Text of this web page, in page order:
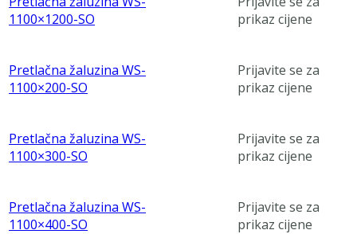
1100×1200-SO
prikaz cijene
Pretlačna žaluzina WS-
1100×200-SO
Prijavite se za
prikaz cijene
Pretlačna žaluzina WS-
1100×300-SO
Prijavite se za
prikaz cijene
Pretlačna žaluzina WS-
1100×400-SO
Prijavite se za
prikaz cijene